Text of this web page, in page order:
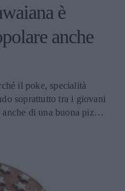
è
anche
il poke, specialità
soprattutto tra i giovani
di una buona pizza.